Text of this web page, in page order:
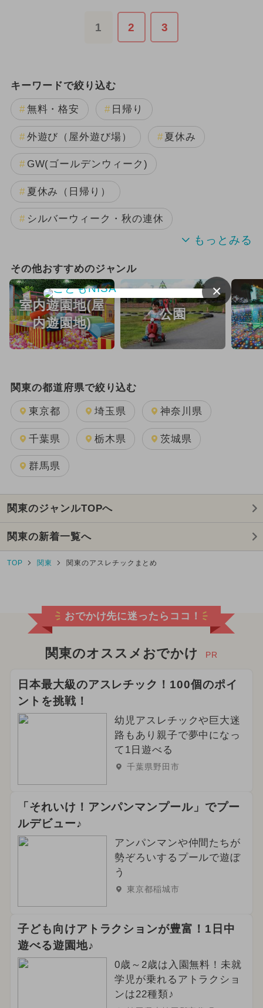
1 2 3
キーワードで絞り込む
無料・格安 日帰り
外遊び（屋外遊び場） 夏休み
GW(ゴールデンウィーク)
夏休み（日帰り）
シルバーウィーク・秋の連休
春休み
水遊び じゃぶじゃぶ池
夏休み（格安） 涼しい
夏休み（涼しい） 夏休み（穴場）
手作り体験 1日中遊べる
厳選お出かけまとめ
その他おすすめのジャンル
室内遊園地(屋
内遊園地)
公園
関東の都道府県で絞り込む
東京都 埼玉県 神奈川県
千葉県 栃木県 茨城県
群馬県
関東のジャンルTOPへ
関東の新着一覧へ
TOP 関東 関東のアスレチックまとめ
おでかけ先に迷ったらココ！
関東のオススメおでかけ PR
日本最大級のアスレチック！100個のポイ
ントを挑戦！
幼児アスレチックや巨大迷
路もあり親子で夢中になっ
て1日遊べる
千葉県野田市
「それいけ！アンパンマンプール」でプー
ルデビュー♪
アンパンマンや仲間たちが
勢ぞろいするプールで遊ぼ
う
東京都稲城市
子ども向けアトラクションが豊富！1日中
遊べる遊園地♪
0歳～2歳は入園無料！未就
学児が乗れるアトラクショ
ンは22種類♪
×